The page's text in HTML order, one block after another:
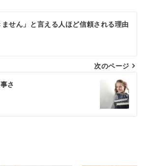
ません」と言える人ほど信頼される理由
次のページ
さ